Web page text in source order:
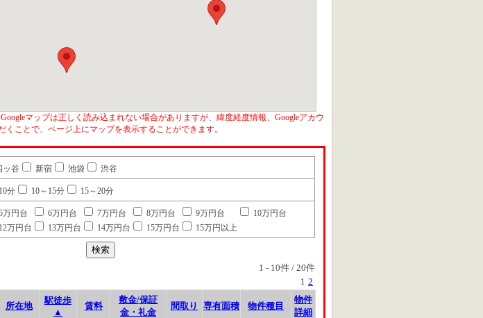
マップは正しく読み込まれない場合がありますが、緯度経度情報、Googleアカウ
くことで、ページ上にマップを表示することができます。
ッ谷 新宿 池袋 渋谷
分 10～15分 15～20分
万円台 6万円台 7万円台 8万円台 9万円台
10万円台
12万円台 13万円台 14万円台 15万円台 15万円以上
1 - 10件 / 20件
1 2
所在地
駅徒歩
▲
賃料
敷金/保証
金・礼金
間取り 専有面積 物件種目
物件
詳細